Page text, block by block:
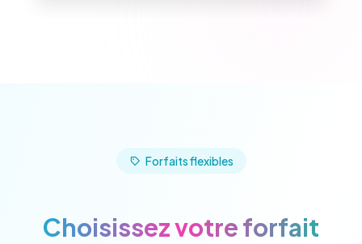
Forfaits flexibles
Choisissez votre forfait